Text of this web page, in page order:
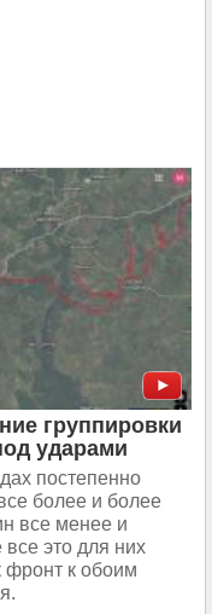
группировки
ударами
постепенно
более и более
все менее и
это для них
фронт к обоим